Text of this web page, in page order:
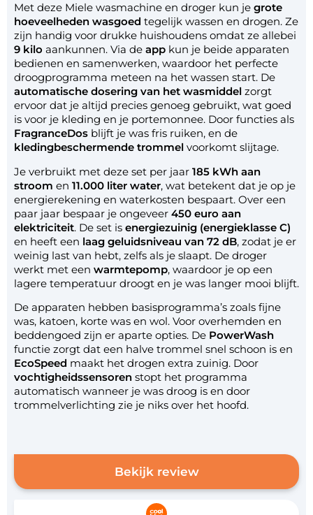
Met deze Miele wasmachine en droger kun je grote
hoeveelheden wasgoed tegelijk wassen en drogen. Ze
zijn handig voor drukke huishoudens omdat ze allebei
9 kilo aankunnen. Via de app kun je beide apparaten
bedienen en samenwerken, waardoor het perfecte
droogprogramma meteen na het wassen start. De
automatische dosering van het wasmiddel zorgt
ervoor dat je altijd precies genoeg gebruikt, wat goed
is voor je kleding en je portemonnee. Door functies als
FragranceDos blijft je was fris ruiken, en de
kledingbeschermende trommel voorkomt slijtage.
Je verbruikt met deze set per jaar 185 kWh aan
stroom en 11.000 liter water, wat betekent dat je op je
energierekening en waterkosten bespaart. Over een
paar jaar bespaar je ongeveer 450 euro aan
elektriciteit. De set is energiezuinig (energieklasse C)
en heeft een laag geluidsniveau van 72 dB, zodat je er
weinig last van hebt, zelfs als je slaapt. De droger
werkt met een warmtepomp, waardoor je op een
lagere temperatuur droogt en je was langer mooi blijft.
De apparaten hebben basisprogramma’s zoals fijne
was, katoen, korte was en wol. Voor overhemden en
beddengoed zijn er aparte opties. De PowerWash
functie zorgt dat een halve trommel snel schoon is en
EcoSpeed maakt het drogen extra zuinig. Door
vochtigheidssensoren stopt het programma
automatisch wanneer je was droog is en door
trommelverlichting zie je niks over het hoofd.
Bekijk review